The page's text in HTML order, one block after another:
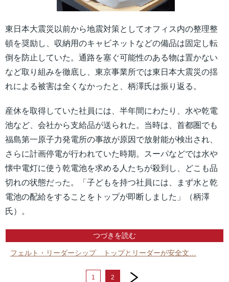
東日本大震災以前から地震対策としてオフィス内の整理整
頓を奨励し、収納用のキャビネットなどの備品は固定し転
倒を防止していた。通路を塞ぐ可能性のある物は置かない
など取り組みを徹底し、東京事業所では東日本大震災の揺
れによる被害は全くなかったと、柄澤氏は振り返る。
産休を取得していた社員には、半年間にわたり、水や乾電
池など、会社から支給品が送られた。当時は、首都圏でも
福島第一原子力発電所の事故が原因で放射能が検出され、
さらに計画停電が行われていた時期。スーパなどでは水や
懐中電灯に使う乾電池を求める人たちが殺到し、どこも品
切れの状態だった。「子どもを持つ社員には、まず水と乾
電池の配給をすることをトップが即断しました」（柄澤
氏）。
つづきを読む
フェルト・リーダーシップ トップとリーダーが安全文…
1 2
next